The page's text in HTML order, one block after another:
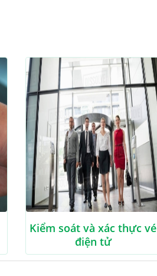
Kiểm soát và xác thực vé
điện tử